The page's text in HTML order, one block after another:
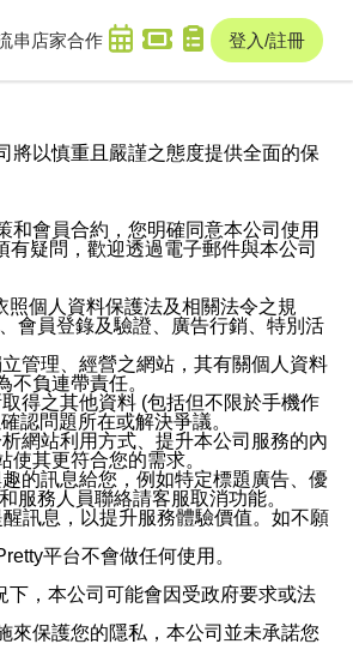
串 店家合作 登入/註冊
將以慎重且嚴謹之態度提供全面的保
會員合約，您明確同意本公司使用
疑問，歡迎透過電子郵件與本公司
個人資料保護法及相關法令之規
會員登錄及驗證、廣告行銷、特別活
管理、經營之網站，其有關個人資料
負連帶責任。
得之其他資料 (包括但不限於手機作
認問題所在或解決爭議。
網站利用方式、提升本公司服務的內
其更符合您的需求。
的訊息給您，例如特定標題廣告、優
服務人員聯絡請客服取消功能。
訊息，以提升服務體驗價值。如不願
平台不會做任何使用。
，本公司可能會因受政府要求或法
來保護您的隱私，本公司並未承諾您